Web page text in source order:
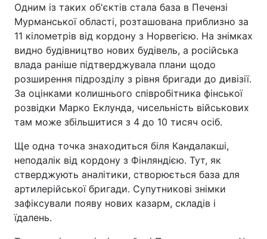
Одним із таких об'єктів стала база в Печензі
Мурманської області, розташована приблизно за
11 кілометрів від кордону з Норвегією. На знімках
видно будівництво нових будівель, а російська
влада раніше підтверджувала плани щодо
розширення підрозділу з рівня бригади до дивізії.
За оцінками колишнього співробітника фінської
розвідки Марко Еклунда, чисельність військових
там може збільшитися з 4 до 10 тисяч осіб.
Ще одна точка знаходиться біля Кандалакші,
неподалік від кордону з Фінляндією. Тут, як
стверджують аналітики, створюється база для
артилерійської бригади. Супутникові знімки
зафіксували появу нових казарм, складів і
їдалень.